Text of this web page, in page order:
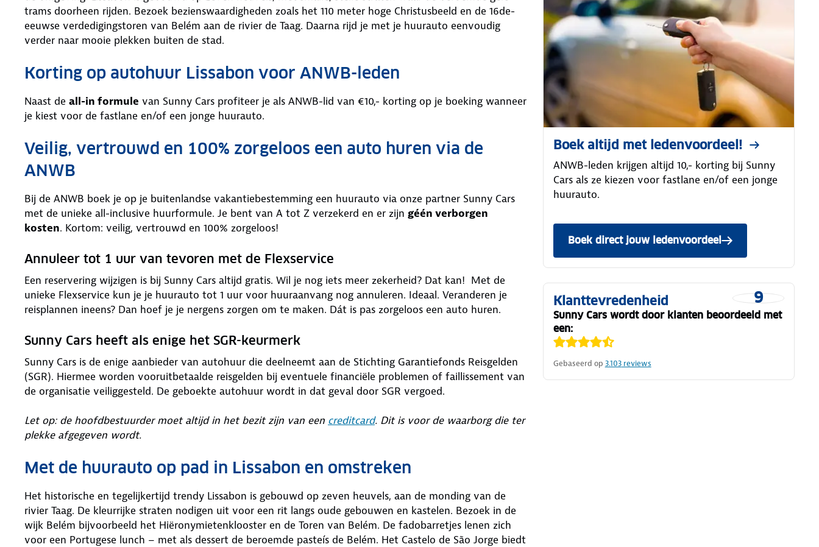
trams doorheen rijden. Bezoek bezienswaardigheden zoals het 110 meter hoge Christusbeeld en de 16de-
eeuwse verdedigingstoren van Belém aan de rivier de Taag. Daarna rijd je met je huurauto eenvoudig
verder naar mooie plekken buiten de stad.
Korting op autohuur Lissabon voor ANWB-leden
Naast de all-in formule van Sunny Cars profiteer je als ANWB-lid van €10,- korting op je boeking wanneer
je kiest voor de fastlane en/of een jonge huurauto.
Veilig, vertrouwd en 100% zorgeloos een auto huren via de
ANWB
Bij de ANWB boek je op je buitenlandse vakantiebestemming een huurauto via onze partner Sunny Cars
met de unieke all-inclusive huurformule. Je bent van A tot Z verzekerd en er zijn géén verborgen
kosten. Kortom: veilig, vertrouwd en 100% zorgeloos!
Annuleer tot 1 uur van tevoren met de Flexservice
Een reservering wijzigen is bij Sunny Cars altijd gratis. Wil je nog iets meer zekerheid? Dat kan! Met de
unieke Flexservice kun je je huurauto tot 1 uur voor huuraanvang nog annuleren. Ideaal. Veranderen je
reisplannen ineens? Dan hoef je je nergens zorgen om te maken. Dát is pas zorgeloos een auto huren.
Sunny Cars heeft als enige het SGR-keurmerk
Sunny Cars is de enige aanbieder van autohuur die deelneemt aan de Stichting Garantiefonds Reisgelden
(SGR). Hiermee worden vooruitbetaalde reisgelden bij eventuele financiële problemen of faillissement van
de organisatie veiliggesteld. De geboekte autohuur wordt in dat geval door SGR vergoed.
Let op: de hoofdbestuurder moet altijd in het bezit zijn van een creditcard. Dit is voor de waarborg die ter
plekke afgegeven wordt.
Met de huurauto op pad in Lissabon en omstreken
Het historische en tegelijkertijd trendy Lissabon is gebouwd op zeven heuvels, aan de monding van de
rivier Taag. De kleurrijke straten nodigen uit voor een rit langs oude gebouwen en kastelen. Bezoek in de
wijk Belém bijvoorbeeld het Hiëronymietenklooster en de Toren van Belém. De fadobarretjes lenen zich
voor een Portugese lunch – met als dessert de beroemde pasteís de Belém. Het Castelo de São Jorge biedt
Boek altijd met ledenvoordeel!
ANWB-leden krijgen altijd 10,- korting bij Sunny
Cars als ze kiezen voor fastlane en/of een jonge
huurauto.
Boek direct jouw ledenvoordeel
9
Klanttevredenheid
Sunny Cars wordt door klanten beoordeeld met
een:
Gebaseerd op 3.103reviews